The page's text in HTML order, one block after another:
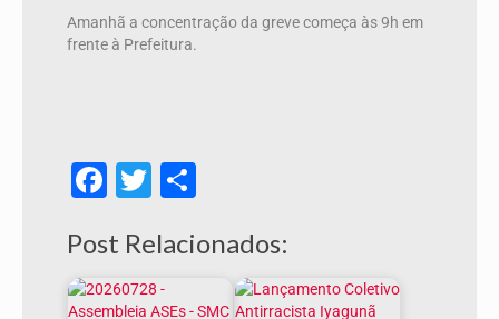
Amanhã a concentração da greve começa às 9h em
frente à Prefeitura.
Facebook
Twitter
Post Relacionados: